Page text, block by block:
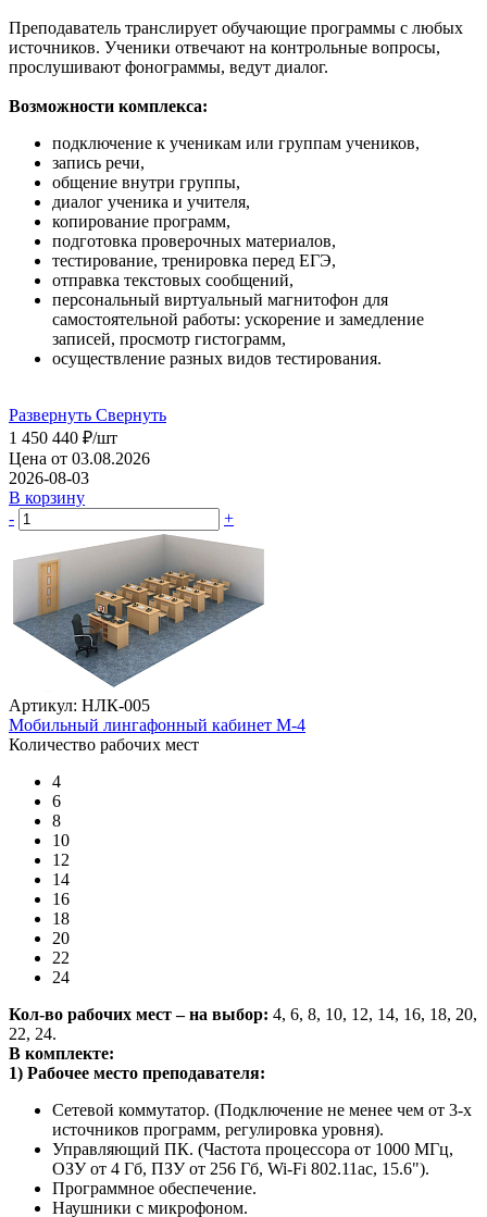
Преподаватель транслирует обучающие программы с любых
источников. Ученики отвечают на контрольные вопросы,
прослушивают фонограммы, ведут диалог.
Возможности комплекса:
подключение к ученикам или группам учеников,
запись речи,
общение внутри группы,
диалог ученика и учителя,
копирование программ,
подготовка проверочных материалов,
тестирование, тренировка перед ЕГЭ,
отправка текстовых сообщений,
персональный виртуальный магнитофон для
самостоятельной работы: ускорение и замедление
записей, просмотр гистограмм,
осуществление разных видов тестирования.
Развернуть Свернуть
1 450 440 ₽/шт
Цена от 03.08.2026
2026-08-03
В корзину
-
+
Артикул: НЛК-005
Мобильный лингафонный кабинет М-4
Количество рабочих мест
4
6
8
10
12
14
16
18
20
22
24
Кол-во рабочих мест – на выбор: 4, 6, 8, 10, 12, 14, 16, 18, 20,
22, 24.
В комплекте:
1) Рабочее место преподавателя:
Сетевой коммутатор. (Подключение не менее чем от 3-х
источников программ, регулировка уровня).
Управляющий ПК. (Частота процессора от 1000 МГц,
ОЗУ от 4 Гб, ПЗУ от 256 Гб, Wi-Fi 802.11ас, 15.6").
Программное обеспечение.
Наушники с микрофоном.